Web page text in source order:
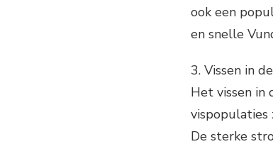
ook een
en snelle
3. Vissen in
Het vissen in
vispopulaties
De sterke